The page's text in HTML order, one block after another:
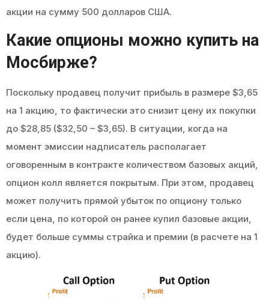
акции на сумму 500 долларов США.
Какие опционы можно купить на
Мосбирже?
Поскольку продавец получит прибыль в размере $3,65
на 1 акцию, то фактически это снизит цену их покупки
до $28,85 ($32,50 – $3,65). В ситуации, когда на
момент эмиссии надписатель располагает
оговоренным в контракте количеством базовых акций,
опцион колл является покрытым. При этом, продавец
может получить прямой убыток по опциону только
если цена, по которой он ранее купил базовые акции,
будет больше суммы страйка и премии (в расчете на 1
акцию).